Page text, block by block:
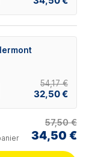
54,17 €
32,50 €
57,50 €
34,50 €